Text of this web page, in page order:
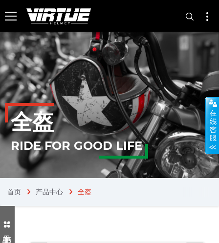
全盔
RIDE FOR GOOD LIFE
首页 chevron_right
产品中心 全盔